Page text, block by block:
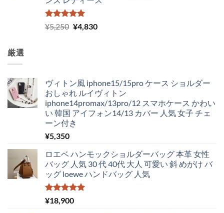
5段階中
5.00
の評価
¥5,250 元
¥5,250
で
し
た。
¥4,830現
¥4,830
で
す。
厳選
ヴィトン風 iphone15/15pro ケース ショルダー
おしゃれ ルイヴィトン
iphone14promax/13pro/12 スマホケース かわい
い 韓国 アイフォン14/13 カバー 人気 女子 チェ
ーン付き
¥5,350
ロエベ ハンモックショルダーバッグ 本革 女性
バッグ 人気 30 代 40代 大人 可愛い 斜 めがけ バ
ッグ loewe ハンドバッグ 人気
5段階中
5.00の評価
¥18,900